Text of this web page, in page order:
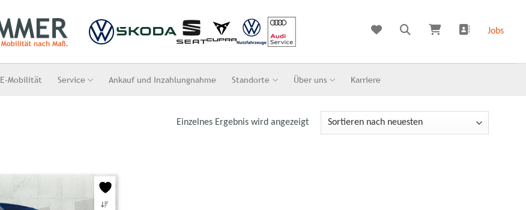
Jobs
E-Mobilität Service Ankauf und Inzahlungnahme Standorte Über uns Karriere
Einzelnes Ergebnis wird angezeigt